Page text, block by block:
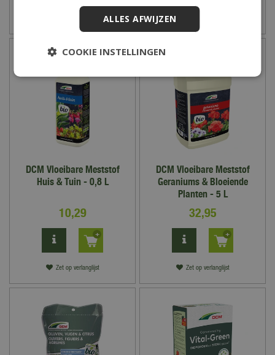
DCM Vloeibare Meststof
Huis & Tuin - 0,8 L
10,29
Zet op verlanglijst
DCM Vloeibare Meststof
Geraniums & Bloeiende
Planten - 5 L
32,95
Zet op verlanglijst
ALLES AFWIJZEN
COOKIE INSTELLINGEN